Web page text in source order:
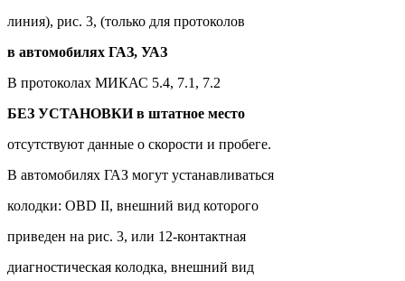
линия), рис. 3, (только для протоколов
в автомобилях ГАЗ, УАЗ
В протоколах МИКАС 5.4, 7.1, 7.2
БЕЗ УСТАНОВКИ в штатное место
отсутствуют данные о скорости и пробеге.
В автомобилях ГАЗ могут устанавливаться
колодки: OBD II, внешний вид которого
приведен на рис. 3, или 12-контактная
диагностическая колодка, внешний вид